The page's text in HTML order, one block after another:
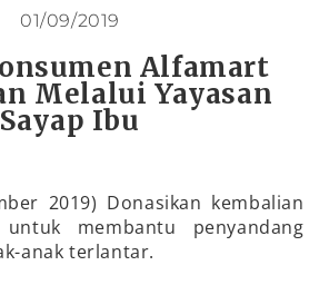
01/09/2019
Alfamart
Melalui Yayasan
Sayap Ibu
2019) Donasikan kembalian
membantu penyandang
anak terlantar.